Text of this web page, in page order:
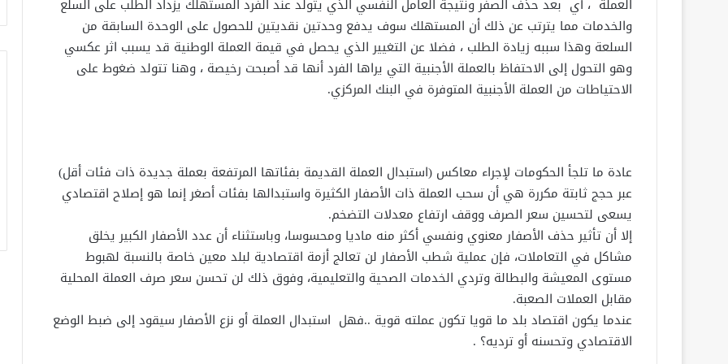
العملة ، أي بعد حذف الصفر ونتيجة العامل النفسي الذي يتولد عند الفرد المستهلك يزداد الطلب على السلع
والخدمات مما يترتب عن ذلك أن المستهلك سوف يدفع وحدتين نقديتين للحصول على الوحدة السابقة من
السلعة وهذا سببه زيادة الطلب ، فضلا عن التغيير الذي يحصل في قيمة العملة الوطنية قد يسبب اثر عكسي
وهو التحول إلى الاحتفاظ بالعملة الأجنبية التي يراها الفرد أنها قد أصبحت رخيصة ، وهنا تتولد ضغوط على
الاحتياطات من العملة الأجنبية المتوفرة في البنك المركزي.
عادة ما تلجأ الحكومات لإجراء معاكس (استبدال العملة القديمة بفئاتها المرتفعة بعملة جديدة ذات فئات أقل)
عبر حجج ثابتة مكررة هي أن سحب العملة ذات الأصفار الكثيرة واستبدالها بفئات أصغر إنما هو إصلاح اقتصادي
يسعى لتحسين سعر الصرف ووقف ارتفاع معدلات التضخم.
إلا أن تأثير حذف الأصفار معنوي ونفسي أكثر منه ماديا ومحسوسا، وباستثناء أن عدد الأصفار الكبير يخلق
مشاكل في التعاملات، فإن عملية شطب الأصفار لن تعالج أزمة اقتصادية لبلد معين خاصة بالنسبة لهبوط
مستوى المعيشة والبطالة وتردي الخدمات الصحية والتعليمية، وفوق ذلك لن تحسن سعر صرف العملة المحلية
مقابل العملات الصعبة.
عندما يكون اقتصاد بلد ما قويا تكون عملته قوية ..فهل استبدال العملة أو نزع الأصفار سيقود إلى ضبط الوضع
الاقتصادي وتحسنه أو ترديه؟ .